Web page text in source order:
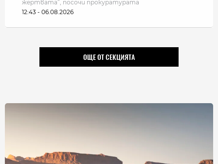
жертвата”, посочи прокуратурата
12:43 - 06.08.2026
ОЩЕ ОТ СЕКЦИЯТА